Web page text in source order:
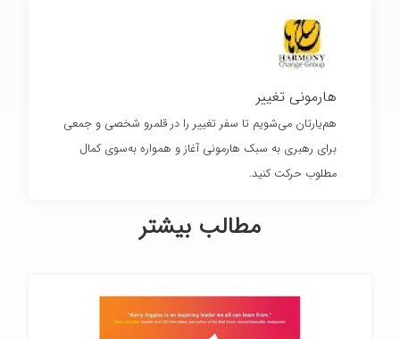
هارمونی تغییر
هم‌یارتان می‌شویم تا سفر تغییر را در قلمرو شخصی و جمعی
برای رهبری به سبک هارمونی آغاز و همواره به‌سوی کمال
مطلوب حرکت کنید.
مطالب بیشتر